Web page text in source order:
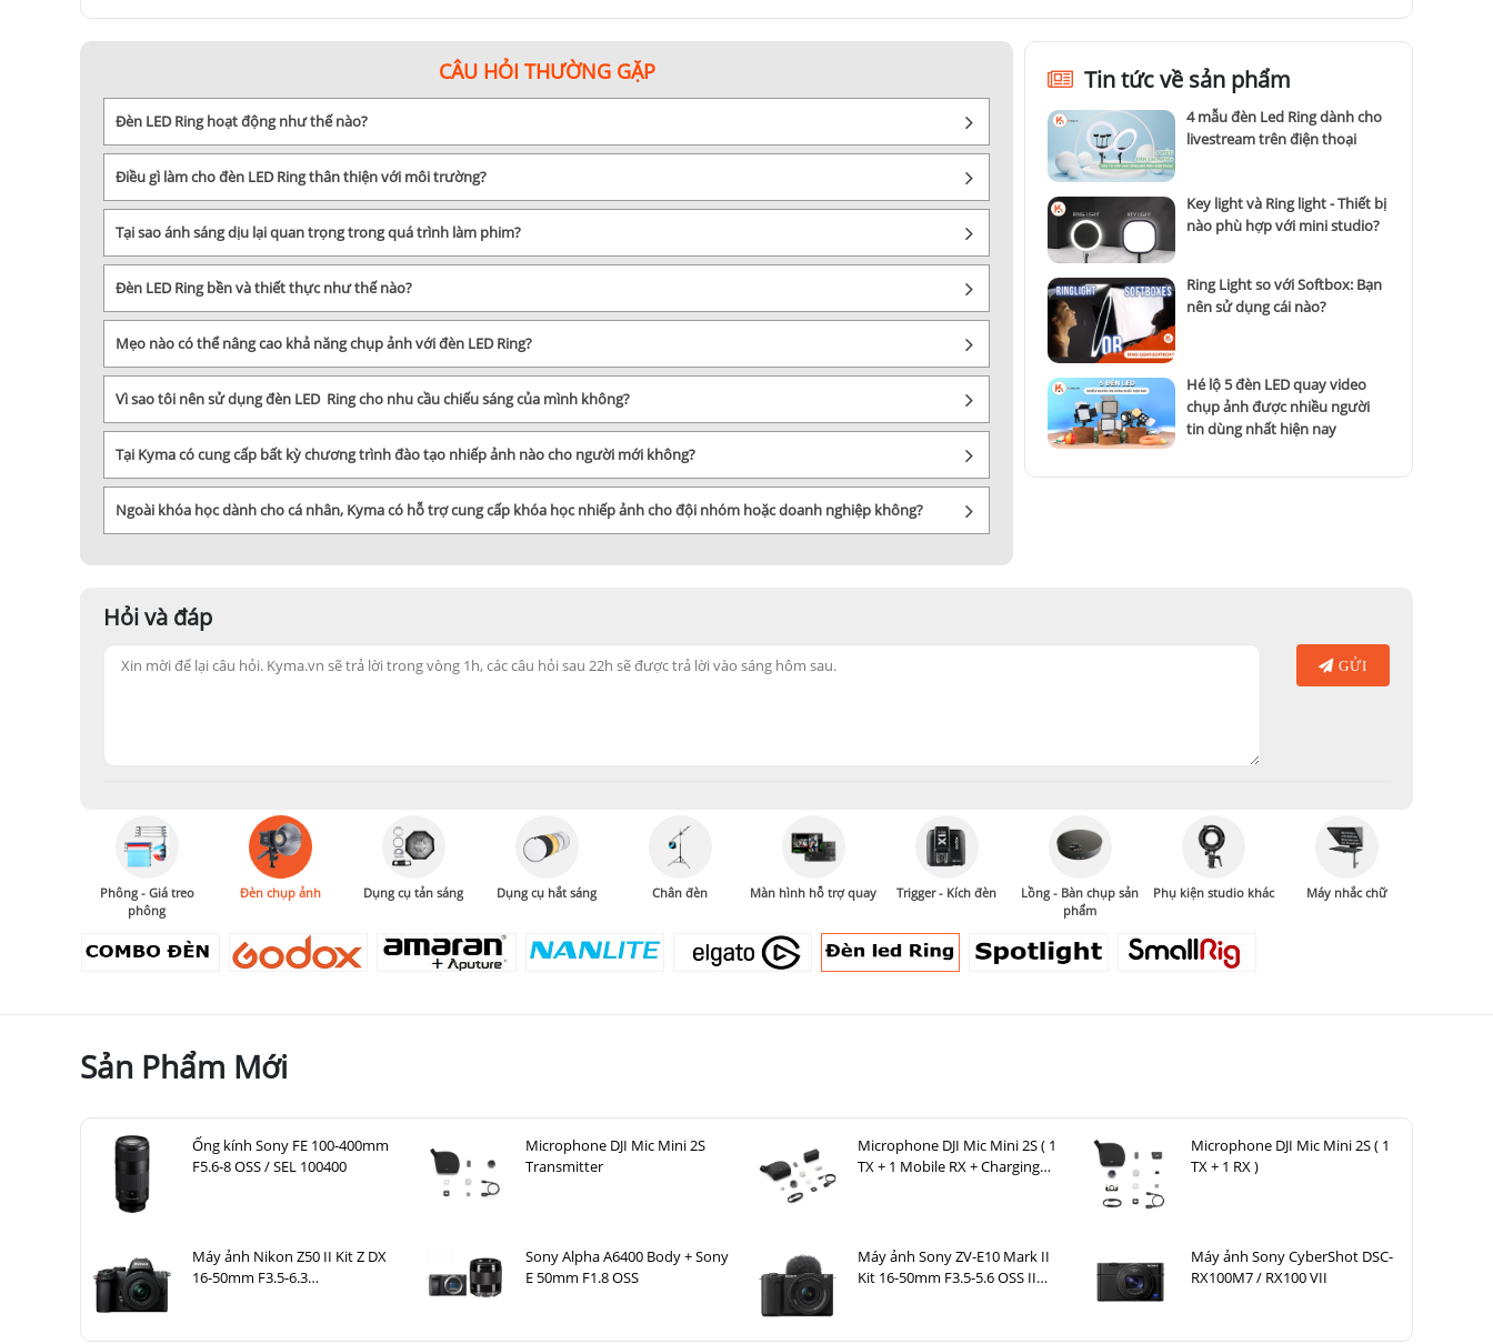
CÂU HỎI THƯỜNG GẶP
Đèn LED Ring hoạt động như thế nào?
Điều gì làm cho đèn LED Ring thân thiện với môi trường?
Tại sao ánh sáng dịu lại quan trọng trong quá trình làm phim?
Đèn LED Ring bền và thiết thực như thế nào?
Mẹo nào có thể nâng cao khả năng chụp ảnh với đèn LED Ring?
Vì sao tôi nên sử dụng đèn LED Ring cho nhu cầu chiếu sáng của mình không?
Tại Kyma có cung cấp bất kỳ chương trình đào tạo nhiếp ảnh nào cho người mới không?
Ngoài khóa học dành cho cá nhân, Kyma có hỗ trợ cung cấp khóa học nhiếp ảnh cho đội nhóm hoặc doanh nghiệp không?
Tin tức về sản phẩm
4 mẫu đèn Led Ring dành cho
livestream trên điện thoại
Key light và Ring light - Thiết bị
nào phù hợp với mini studio?
Ring Light so với Softbox: Bạn
nên sử dụng cái nào?
Hé lộ 5 đèn LED quay video
chụp ảnh được nhiều người
tin dùng nhất hiện nay
Hỏi và đáp
GỬI
Phông - Giá treo
phông
Đèn chụp ảnh Dụng cụ tản sáng Dụng cụ hắt sáng Chân đèn Màn hình hỗ trợ quay Trigger - Kích đèn
Lồng - Bàn chụp sản
phẩm
Phụ kiện studio khác Máy nhắc chữ
Sản Phẩm Mới
Ống kính Sony FE 100-400mm
F5.6-8 OSS / SEL 100400
Microphone DJI Mic Mini 2S
Transmitter
Microphone DJI Mic Mini 2S ( 1
TX + 1 Mobile RX + Charging
Microphone DJI Mic Mini 2S ( 1
TX + 1 RX )
Máy ảnh Nikon Z50 II Kit Z DX
16-50mm F3.5-6.3
Sony Alpha A6400 Body + Sony
E 50mm F1.8 OSS
Máy ảnh Sony ZV-E10 Mark II
Kit 16-50mm F3.5-5.6 OSS II
Máy ảnh Sony CyberShot DSC-
RX100M7 / RX100 VII